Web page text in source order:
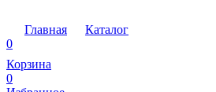
Главная
Каталог
0
Корзина
0